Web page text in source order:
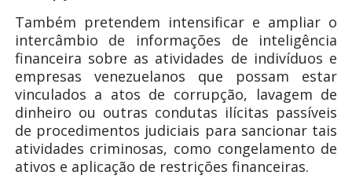
Também pretendem intensificar e ampliar o
intercâmbio de informações de inteligência
financeira sobre as atividades de indivíduos e
empresas venezuelanos que possam estar
vinculados a atos de corrupção, lavagem de
dinheiro ou outras condutas ilícitas passíveis
de procedimentos judiciais para sancionar tais
atividades criminosas, como congelamento de
ativos e aplicação de restrições financeiras.